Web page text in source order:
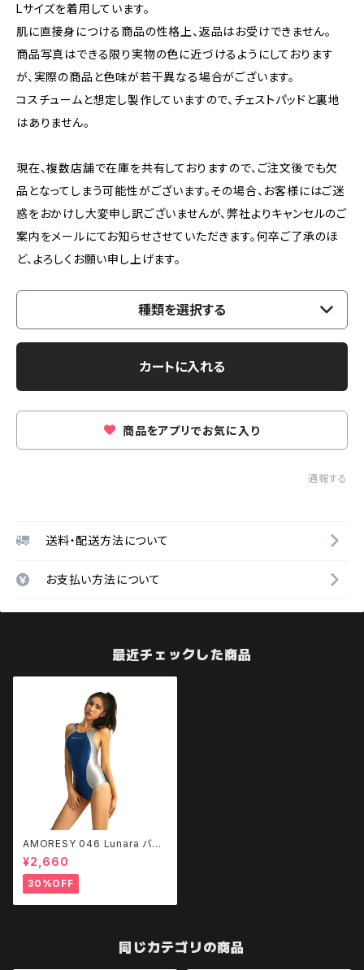
Lサイズを着用しています。
肌に直接身につける商品の性格上、返品はお受けできません。
商品写真はできる限り実物の色に近づけるようにしております
が、実際の商品と色味が若干異なる場合がございます。
コスチュームと想定し製作していますので、チェストパッドと裏地
はありません。
現在、複数店舗で在庫を共有しておりますので、ご注文後でも欠
品となってしまう可能性がございます。その場合、お客様にはご迷
惑をおかけし大変申し訳ございませんが、弊社よりキャンセルのご
案内をメールにてお知らせさせていただきます。何卒ご了承のほ
ど、よろしくお願い申し上げます。
種類を選択する
カートに入れる
商品をアプリでお気に入り
通報する
送料・配送方法について
お支払い方法について
最近チェックした商品
AMORESY 046 Lunara バッ
クレス水着
¥2,660
30%OFF
同じカテゴリの商品